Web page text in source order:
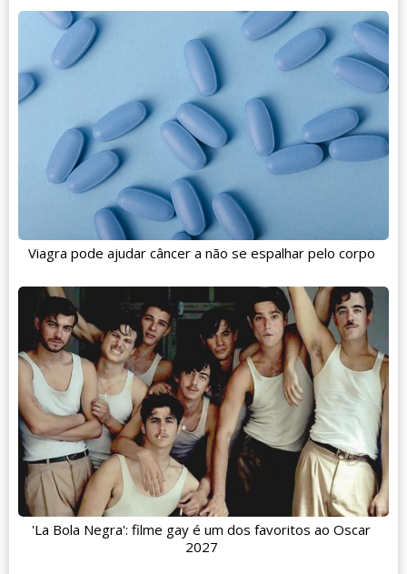
Viagra pode ajudar câncer a não se espalhar pelo corpo
'La Bola Negra': filme gay é um dos favoritos ao Oscar
2027